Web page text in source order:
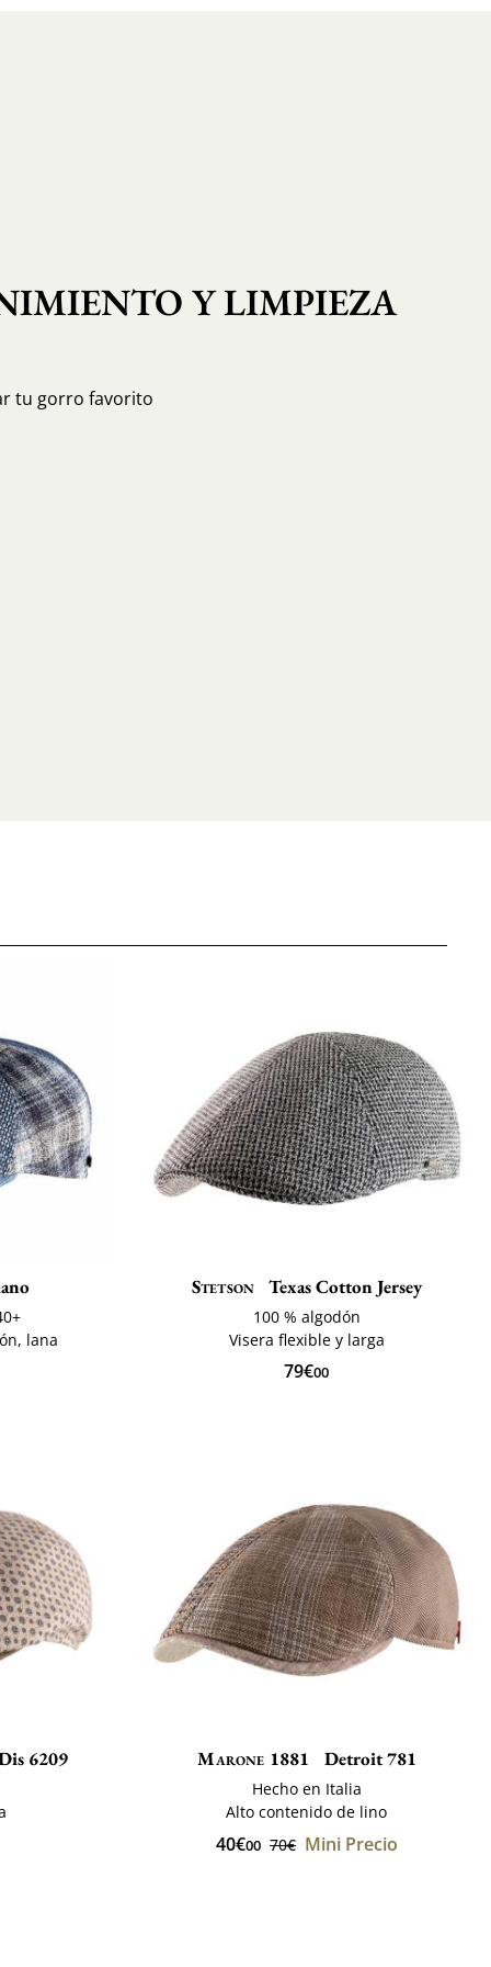
Y LIMPIEZA
tu gorro favorito
lana
Stetson Texas Cotton Jersey
100 % algodón
Visera flexible y larga
79€00
6209 Marone 1881 Detroit 781
Hecho en Italia
Alto contenido de lino
40€00 70€ Mini Precio